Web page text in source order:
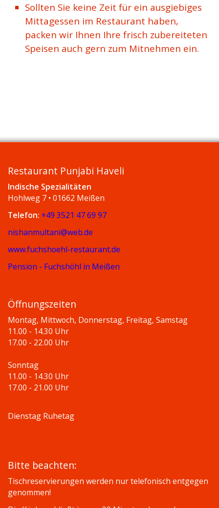
Sollten Sie keine Zeit für ein ausgiebiges
Mittagessen im Restaurant haben,
packen wir Ihnen Ihre frisch zubereiteten
Speisen auch gern zum Mitnehmen ein.
Restaurant Punjabi Haveli
Indische Spezialitäten
Hohlweg 7 • 01662 Meißen
Telefon: +49 3521 47 69 97
nishanmultani@web.de
www.fuchshoehl-restaurant.de
Pension - Fuchshöhl in Meißen
Öffnungszeiten
Montag, Mittwoch, Donnerstag, Freitag, Samstag
11.00 - 14.30 Uhr
17.00 - 22.00 Uhr
Sonntag
11.00 - 14.30 Uhr
17.00 - 21.00 Uhr
Dienstag Ruhetag
Bitte beachten:
Tischreservierungen werden nur telefonisch entgegen
genommen!